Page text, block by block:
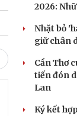
2026:
Nhặt bỏ
giữ chân
Cần Thơ
tiến đón
Lan
Ký kết